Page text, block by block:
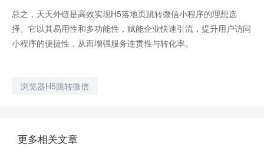
总之，天天外链是高效实现H5落地页跳转微信小程序的理想选
择。它以其易用性和多功能性，赋能企业快速引流，提升用户访问
小程序的便捷性，从而增强服务连贯性与转化率。
浏览器H5跳转微信
更多相关文章